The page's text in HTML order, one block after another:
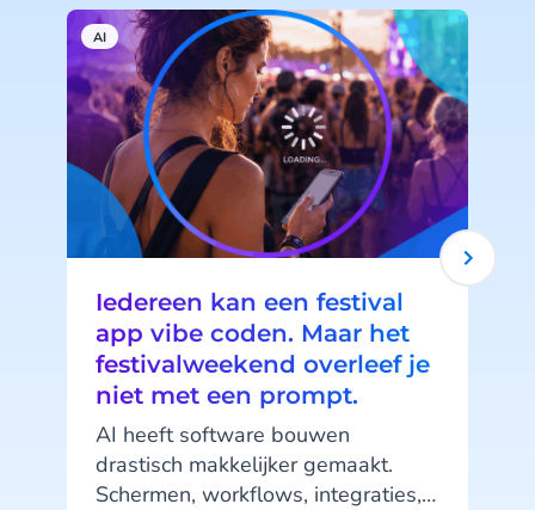
AI
Iedereen kan een festival
app vibe coden. Maar het
festivalweekend overleef je
niet met een prompt.
AI heeft software bouwen
drastisch makkelijker gemaakt.
Schermen, workflows, integraties,